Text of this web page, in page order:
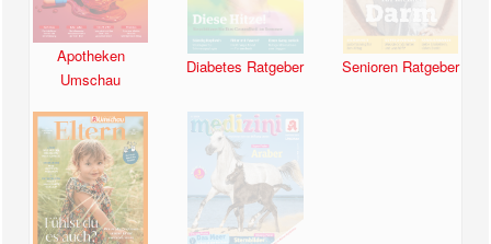
Apotheken
Umschau
Diabetes Ratgeber Senioren Ratgeber